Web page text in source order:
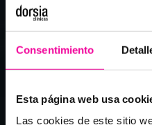
Consentimiento
Esta página web usa
Las cookies de este sitio